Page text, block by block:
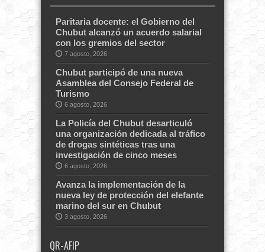
Paritaria docente: el Gobierno del
Chubut alcanzó un acuerdo salarial
con los gremios del sector
7 agosto, 2026
Chubut participó de una nueva
Asamblea del Consejo Federal de
Turismo
6 agosto, 2026
La Policía del Chubut desarticuló
una organización dedicada al tráfico
de drogas sintéticas tras una
investigación de cinco meses
6 agosto, 2026
Avanza la implementación de la
nueva ley de protección del elefante
marino del sur en Chubut
3 agosto, 2026
QR-AFIP